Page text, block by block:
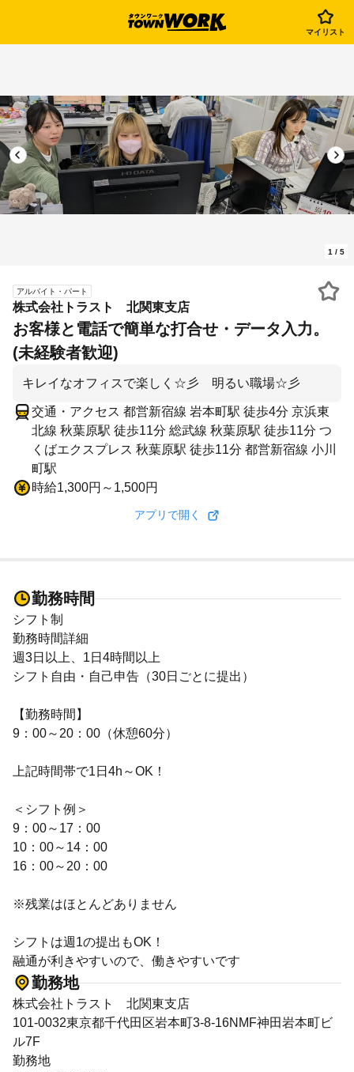
マイリスト
1 / 5
アルバイト・パート
株式会社トラスト 北関東支店
お客様と電話で簡単な打合せ・データ入力。
(未経験者歓迎)
キレイなオフィスで楽しく☆彡 明るい職場☆彡
交通・アクセス 都営新宿線 岩本町駅 徒歩4分 京浜東
北線 秋葉原駅 徒歩11分 総武線 秋葉原駅 徒歩11分 つ
くばエクスプレス 秋葉原駅 徒歩11分 都営新宿線 小川
町駅
時給1,300円～1,500円
アプリで開く
勤務時間
シフト制
勤務時間詳細
週3日以上、1日4時間以上
シフト自由・自己申告（30日ごとに提出）
【勤務時間】
9：00～20：00（休憩60分）
上記時間帯で1日4h～OK！
＜シフト例＞
9：00～17：00
10：00～14：00
16：00～20：00
※残業はほとんどありません
シフトは週1の提出もOK！
融通が利きやすいので、働きやすいです
勤務地
株式会社トラスト 北関東支店
101-0032東京都千代田区岩本町3-8-16NMF神田岩本町ビ
ル7F
勤務地